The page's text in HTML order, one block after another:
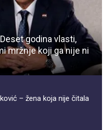
godina vlasti,
mržnje koji ga nije ni
– žena koja nije čitala